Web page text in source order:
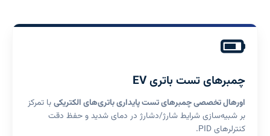
چمبرهای تست باتری EV
اورهال تخصصی چمبرهای تست پایداری باتری‌های الکتریکیبا تمرکز
بر شبیه‌سازی شرایط شارژ/دشارژ در دمای شدید و حفظ دقت
کنترلرهای PID.